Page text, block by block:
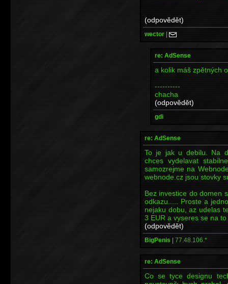
(odpovědět)
wector |
re: AdSense
a kolik máš zpětných
----------
chacha
(odpovědět)
gdi
re: AdSense
To je jak u debilu. Na
chces vydelavat
samozrejme na
webnode.cz jsou stovky
Bez investice do domen
odkazu..... Proste a
nejaku dobu, az udelas
3 EUR a vyseres se na
(odpovědět)
BigPenis | 77.48.106.*
re: AdSense
Co se tyce designu